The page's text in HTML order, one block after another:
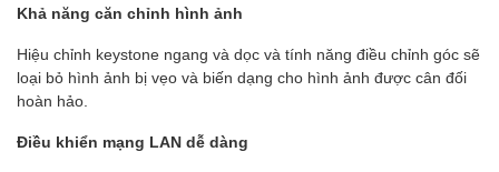
Khả năng căn chỉnh hình ảnh
Hiệu chỉnh keystone ngang và dọc và tính năng điều chỉnh góc sẽ
loại bỏ hình ảnh bị vẹo và biến dạng cho hình ảnh được cân đối
hoàn hảo.
Điều khiển mạng LAN dễ dàng